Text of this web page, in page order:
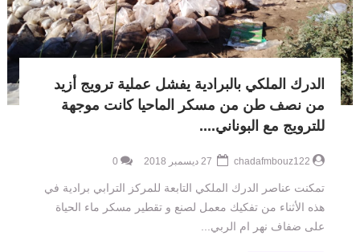
الدرك الملكي بالبرادية يفشل عملية ترويج أزيد
من نصف طن من مسكر الماحيا كانت موجهة
للترويج مع البوناني....
chadafmbouz122
0
تمكنت عناصر الدرك الملكي التابعة للمركز الترابي برادية في
هذه الأثناء من تفكيك معمل لصنع و تقطير مسكر ماء الحياة
على ضفاف نهر ام الربي...